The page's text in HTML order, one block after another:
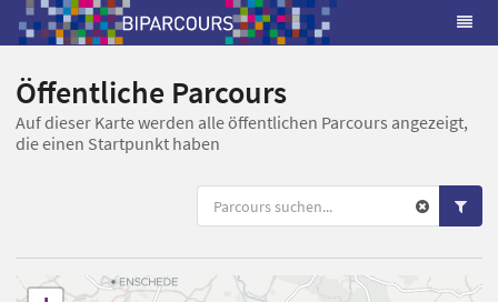
Öffentliche Parcours
Auf dieser Karte werden alle öffentlichen Parcours angezeigt,
die einen Startpunkt haben